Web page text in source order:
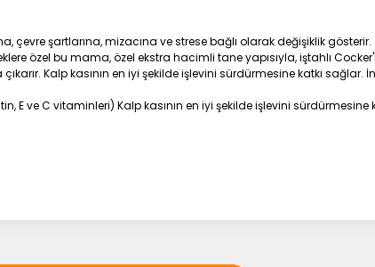
çevre şartlarına, mizacına ve strese bağlı olarak değişiklik gösterir.
özel bu mama, özel ekstra hacimli tane yapısıyla, iştahlı
Kalp kasının en iyi şekilde işlevini sürdürmesine katkı sağlar.
E ve C vitaminleri) Kalp kasının en iyi şekilde işlevini sürdürmesine